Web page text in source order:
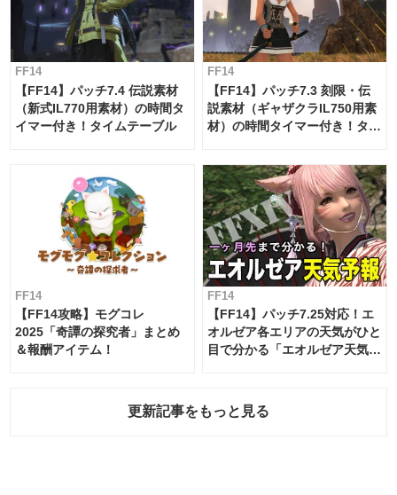
FF14
【FF14】パッチ7.4 伝説素材
（新式IL770用素材）の時間タ
イマー付き！タイムテーブル
FF14
【FF14】パッチ7.3 刻限・伝
説素材（ギャザクラIL750用素
材）の時間タイマー付き！タイ
FF14
【FF14攻略】モグコレ
2025「奇譚の探究者」まとめ
＆報酬アイテム！
FF14
【FF14】パッチ7.25対応！エ
オルゼア各エリアの天気がひと
目で分かる「エオルゼア天気予
更新記事をもっと見る